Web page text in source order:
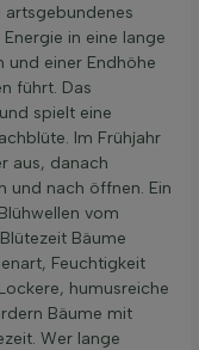
artsgebundenes
in eine lange
und einer Endhöhe
führt. Das
spielt eine
Im Frühjahr
aus, danach
und nach öffnen. Ein
vom
Bäume
Feuchtigkeit
humusreiche
Bäume mit
Wer lange